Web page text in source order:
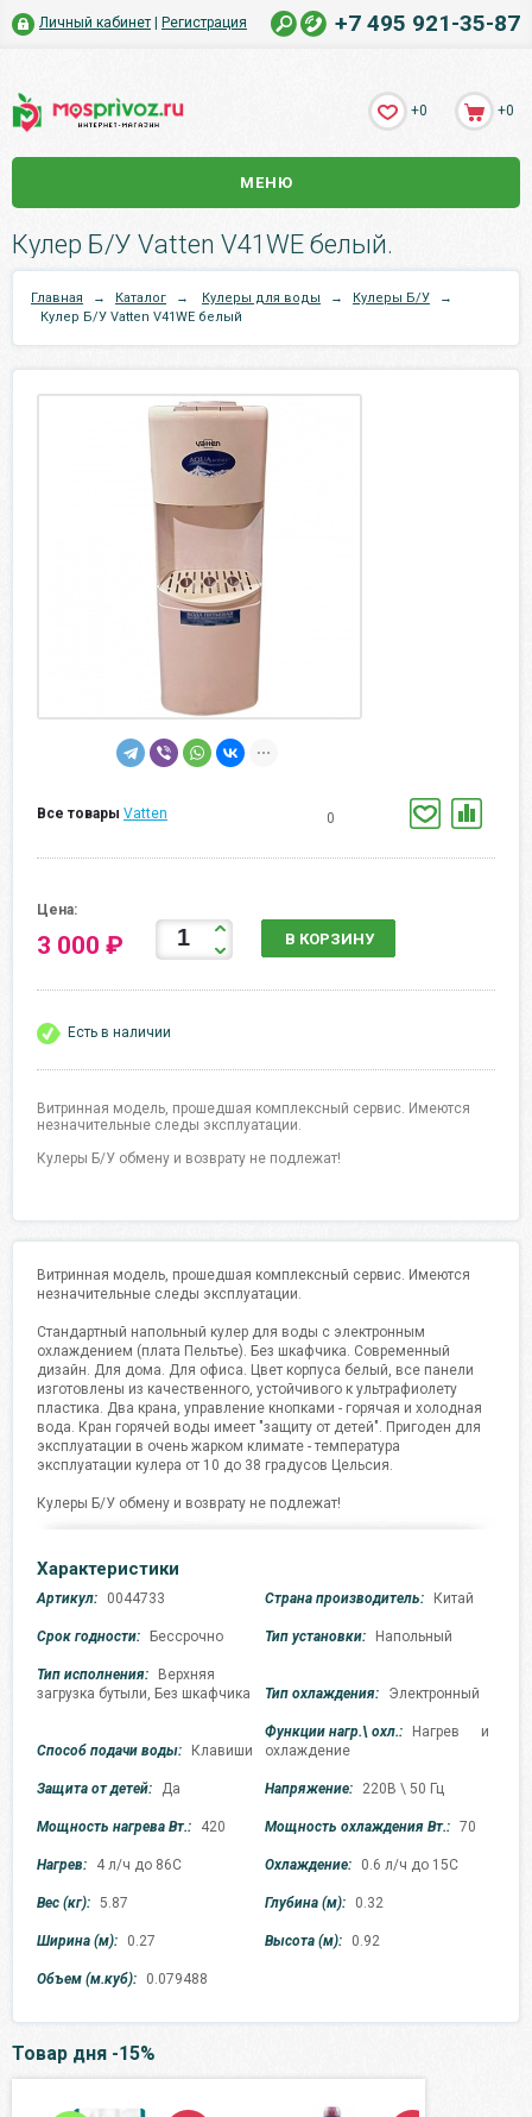
Личный кабинет Регистрация +7 495 921-35-87
+0 +0
МЕНЮ
Кулер Б/У Vatten V41WE белый.
Главная → Каталог → Кулеры для воды → Кулеры Б/У
→
Кулер Б/У Vatten V41WE белый
Все товары Vatten 0
Цена:
3 000 ₽ В КОРЗИНУ
Есть в наличии
Витринная модель, прошедшая комплексный сервис. Имеются
незначительные следы эксплуатации.
Кулеры Б/У обмену и возврату не подлежат!
Витринная модель, прошедшая комплексный сервис. Имеются
незначительные следы эксплуатации.
Стандартный напольный кулер для воды с электронным
охлаждением (плата Пельтье). Без шкафчика. Современный
дизайн. Для дома. Для офиса. Цвет корпуса белый, все панели
изготовлены из качественного, устойчивого к ультрафиолету
пластика. Два крана, управление кнопками - горячая и холодная
вода. Кран горячей воды имеет "защиту от детей". Пригоден для
эксплуатации в очень жарком климате - температура
эксплуатации кулера от 10 до 38 градусов Цельсия.
Кулеры Б/У обмену и возврату не подлежат!
Характеристики
Артикул: 0044733 Страна производитель: Китай
Срок годности: Бессрочно Тип установки: Напольный
Тип исполнения:
Верхняя
загрузка бутыли, Без шкафчика
Тип охлаждения: Электронный
Способ подачи воды: Клавиши
Функции нагр.\ охл.:
Нагрев и
охлаждение
Защита от детей: Да Напряжение: 220В \ 50 Гц
Мощность нагрева Вт.: 420 Мощность охлаждения Вт.: 70
Нагрев: 4 л/ч до 86C Охлаждение: 0.6 л/ч до 15C
Вес (кг): 5.87 Глубина (м): 0.32
Ширина (м): 0.27 Высота (м): 0.92
Объем (м.куб): 0.079488
Товар дня -15%